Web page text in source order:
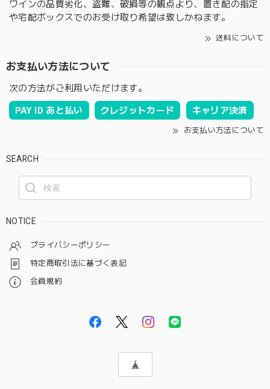
ワインの品質劣化、盗難、破損等の観点より、置き配の指定
や宅配ボックスでのお受け取り希望は致しかねます。
送料について
お支払い方法について
次の方法がご利用いただけます。
PAY ID あと払い クレジットカード キャリア決済
お支払い方法について
SEARCH
NOTICE
プライバシーポリシー
特定商取引法に基づく表記
会員規約